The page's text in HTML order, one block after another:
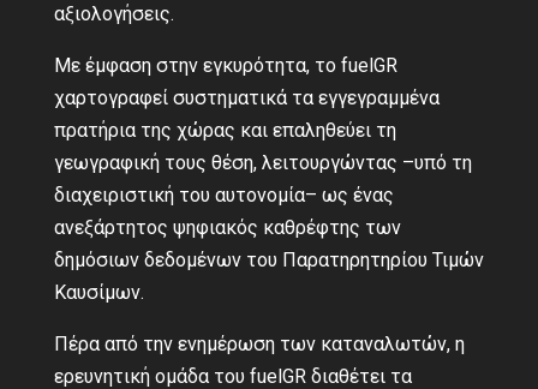
αξιολογήσεις.
Με έμφαση στην εγκυρότητα, το fuelGR
χαρτογραφεί συστηματικά τα εγγεγραμμένα
πρατήρια της χώρας και επαληθεύει τη
γεωγραφική τους θέση, λειτουργώντας –υπό τη
διαχειριστική του αυτονομία– ως ένας
ανεξάρτητος ψηφιακός καθρέφτης των
δημόσιων δεδομένων του Παρατηρητηρίου Τιμών
Καυσίμων.
Πέρα από την ενημέρωση των καταναλωτών, η
ερευνητική ομάδα του fuelGR διαθέτει τα